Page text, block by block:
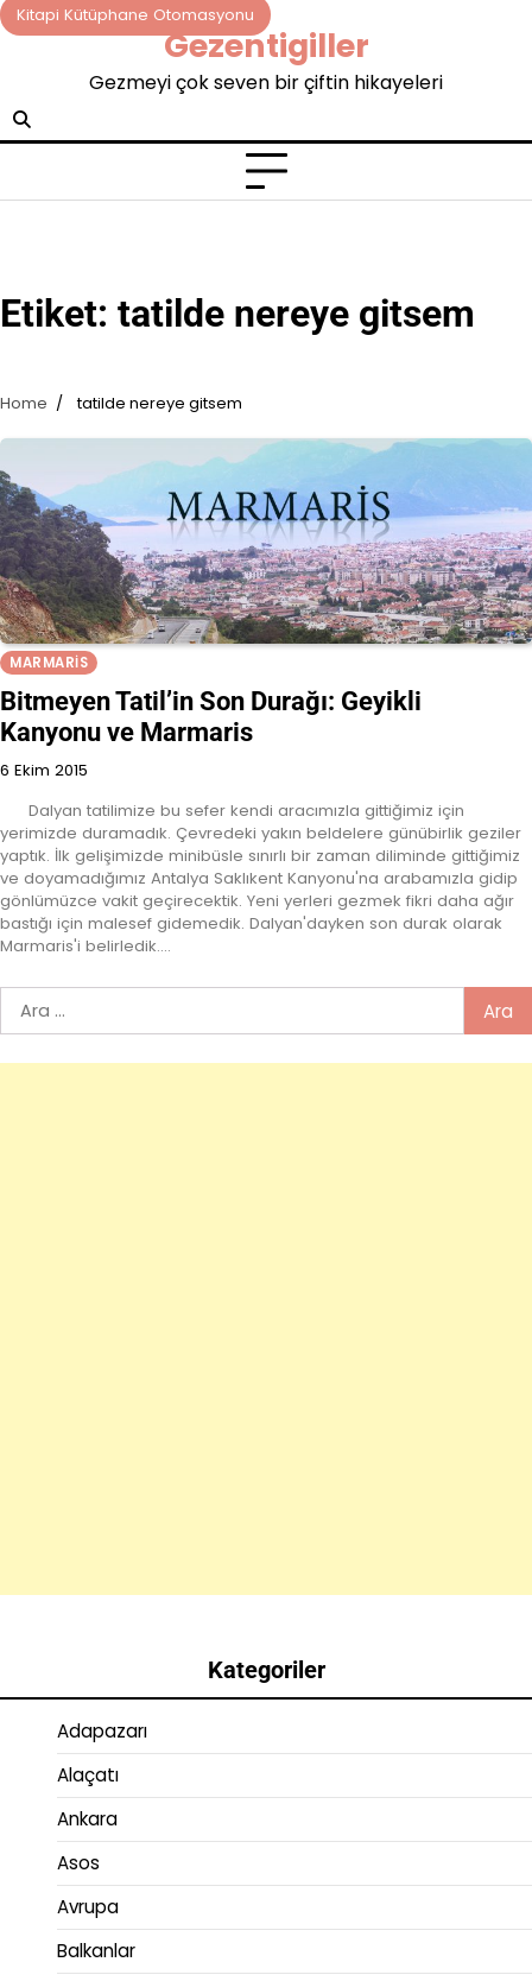
Skip
to
Kitapi Kütüphane Otomasyonu
Gezentigiller
Gezmeyi çok seven bir çiftin hikayeleri
Etiket: tatilde nereye gitsem
Home tatilde nereye gitsem
MARMARIS
Bitmeyen Tatil’in Son Durağı: Geyikli
Kanyonu ve Marmaris
6 Ekim 2015
Dalyan tatilimize bu sefer kendi aracımızla gittiğimiz için
yerimizde duramadık. Çevredeki yakın beldelere günübirlik geziler
yaptık. İlk gelişimizde minibüsle sınırlı bir zaman diliminde gittiğimiz
ve doyamadığımız Antalya Saklıkent Kanyonu'na arabamızla gidip
gönlümüzce vakit geçirecektik. Yeni yerleri gezmek fikri daha ağır
bastığı için malesef gidemedik. Dalyan'dayken son durak olarak
Marmaris'i belirledik.…
Arama:
Kategoriler
Adapazarı
Alaçatı
Ankara
Asos
Avrupa
Balkanlar